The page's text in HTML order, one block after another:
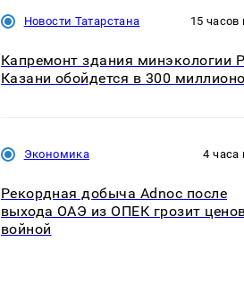
Новости Татарстана 15 часов
Капремонт здания минэкологии
Казани обойдется в 300
Экономика 4 часа
Рекордная добыча Adnoc после
выхода ОАЭ из ОПЕК грозит
войной